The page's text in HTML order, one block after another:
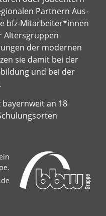
Partnern Aus-
bfz-Mitarbeiter*innen
Altersgruppen
der modernen
sie damit bei der
und bei der
an 18